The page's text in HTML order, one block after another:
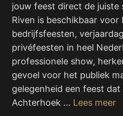
jouw feest direct de juiste
Riven is beschikbaar voor
bedrijfsfeesten,
privéfeesten in heel
professionele show,
gevoel voor het publiek
gelegenheid een feest
Achterhoek … Lees meer